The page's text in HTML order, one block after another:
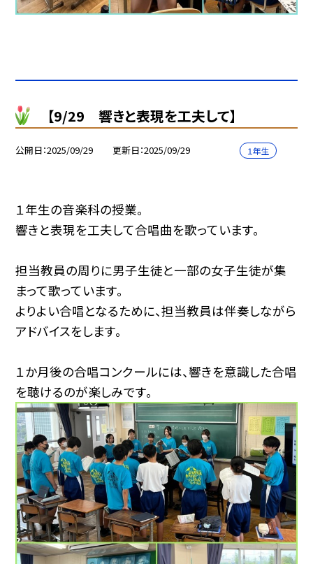
【9/29 響きと表現を工夫して】
公開日 2025/09/29 更新日 2025/09/29 １年生
１年生の音楽科の授業。
響きと表現を工夫して合唱曲を歌っています。
担当教員の周りに男子生徒と一部の女子生徒が集
まって歌っています。
よりよい合唱となるために、担当教員は伴奏しながら
アドバイスをします。
１か月後の合唱コンクールには、響きを意識した合唱
を聴けるのが楽しみです。